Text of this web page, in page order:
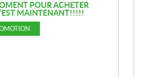
POUR ACHETER
MAINTENANT!!!!!